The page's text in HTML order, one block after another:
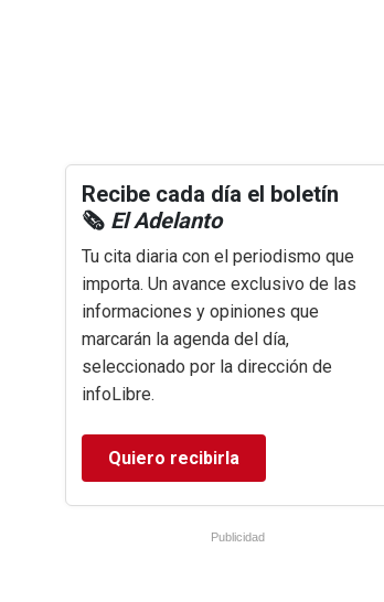
Recibe cada día el boletín
🗞️ El Adelanto
Tu cita diaria con el periodismo que
importa. Un avance exclusivo de las
informaciones y opiniones que
marcarán la agenda del día,
seleccionado por la dirección de
infoLibre.
Quiero recibirla
Publicidad